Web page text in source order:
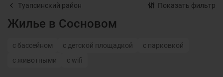
Туапсинский район Показать фильтр
Жилье в Сосновом
с бассейном с детской площадкой
с парковкой
с животными
с wifi